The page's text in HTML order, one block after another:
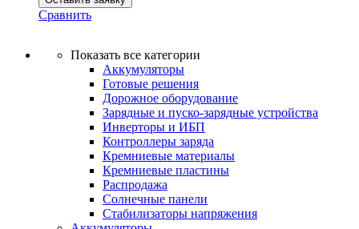
Сравнить
Показать все категории
Аккумуляторы
Готовые решения
Дорожное оборудование
Зарядные и пуско-зарядные устройства
Инверторы и ИБП
Контроллеры заряда
Кремниевые материалы
Кремниевые пластины
Распродажа
Солнечные панели
Стабилизаторы напряжения